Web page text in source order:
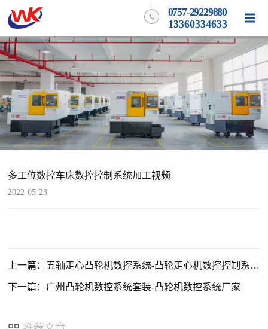
0757-29229880
13360334633
多工位数控车床数控控制系统加工视频
2022-05-23
上一篇：五轴走心凸轮机数控系统-凸轮走心机数控控制系统-广东走心凸轮机数控系统厂家-佛山微控科技
下一篇：广州凸轮机数控系统套装-凸轮机数控系统厂家